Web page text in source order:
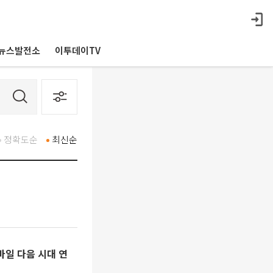
스발전소 이투데이TV
최신순
정확도순
다음 시대 연